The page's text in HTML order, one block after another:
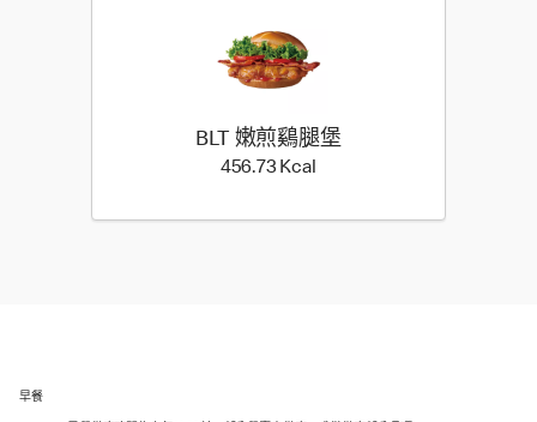
BLT 嫩煎鷄腿堡
456.73 Kcal
早餐